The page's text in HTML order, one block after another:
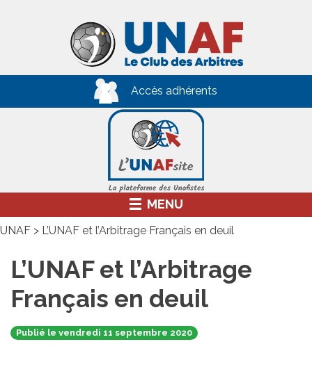
Accès adhérents
MENU
UNAF > L’UNAF et l’Arbitrage Français en deuil
L’UNAF et l’Arbitrage
Français en deuil
Publié le vendredi 11 septembre 2020